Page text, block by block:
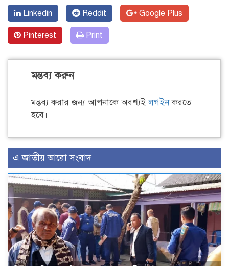
Linkedin Reddit Google Plus
Pinterest Print
মন্তব্য করুন
মন্তব্য করার জন্য আপনাকে অবশ্যইলগইনকরতে
হবে।
এ জাতীয় আরো সংবাদ